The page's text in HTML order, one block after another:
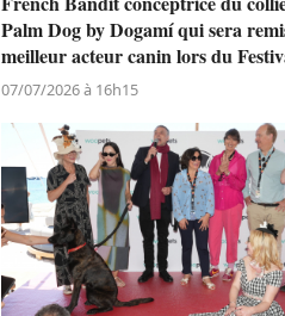
Palm Dog by Dogamí qui sera
meilleur acteur canin lors du
Cannes
07/07/2026 à 16h15